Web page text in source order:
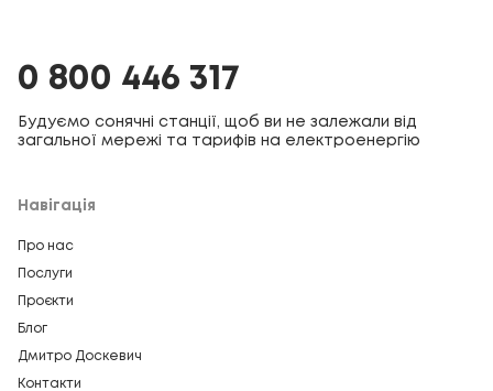
0 800 446 317
Будуємо сонячні станції, щоб ви не залежали від
загальної мережі та тарифів на електроенергію
Навігація
Про нас
Послуги
Проєкти
Блог
Дмитро Доскевич
Контакти